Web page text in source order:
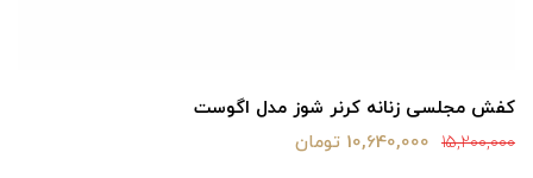
کفش مجلسی زنانه کرنر شوز مدل اگوست
15,200,000 10,640,000 تومان